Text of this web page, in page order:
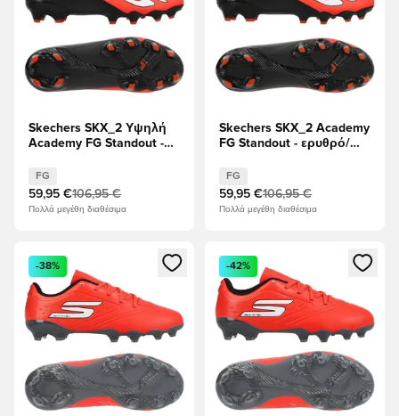
Skechers SKX_2 Υψηλή
Academy FG Standout -
FG
59,95 €106,95 €
Πολλά μεγέθη διαθέσιμα
Skechers SKX_2 Academy
FG Standout - ερυθρό/
FG
59,95 €106,95 €
Πολλά μεγέθη διαθέσιμα
Ανοίγει ένα Modal για να συνδεθείτε ή να εγγραφείτε ως
-38%
Ανοίγει ένα Modal για να
-42%